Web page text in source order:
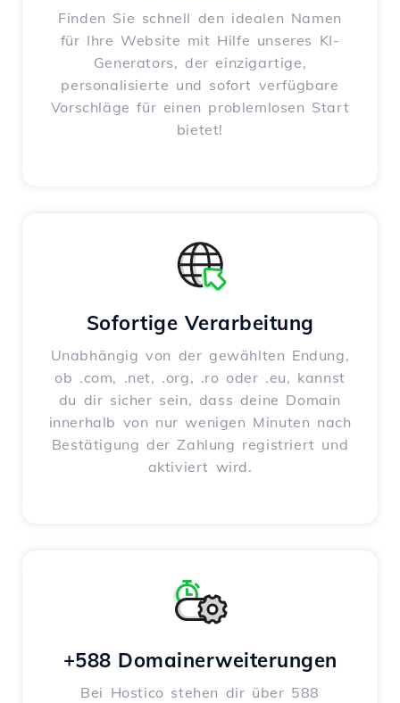
Finden Sie schnell den idealen Namen
für Ihre Website mit Hilfe unseres KI-
Generators, der einzigartige,
personalisierte und sofort verfügbare
Vorschläge für einen problemlosen Start
bietet!
Sofortige Verarbeitung
Unabhängig von der gewählten Endung,
ob .com, .net, .org, .ro oder .eu, kannst
du dir sicher sein, dass deine Domain
innerhalb von nur wenigen Minuten nach
Bestätigung der Zahlung registriert und
aktiviert wird.
+588 Domainerweiterungen
Bei Hostico stehen dir über 588